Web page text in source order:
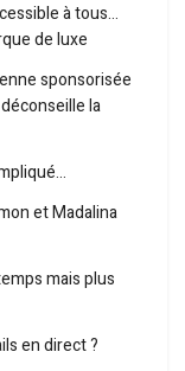
à tous…
de luxe
sponsorisée
la
et Madalina
mais plus
en direct ?